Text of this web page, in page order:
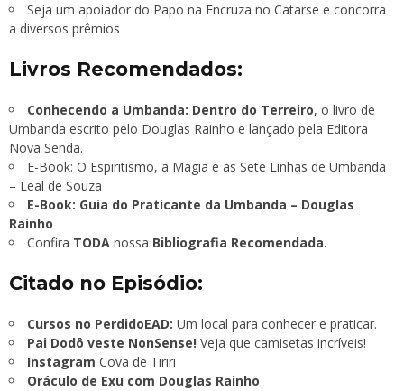
Seja um apoiador do Papo na Encruza no Catarse e concorra
a diversos prêmios
Livros Recomendados:
Conhecendo a Umbanda: Dentro do Terreiro, o livro de
Umbanda escrito pelo Douglas Rainho e lançado pela Editora
Nova Senda.
E-Book: O Espiritismo, a Magia e as Sete Linhas de Umbanda
– Leal de Souza
E-Book: Guia do Praticante da Umbanda – Douglas
Rainho
Confira TODA nossa Bibliografia Recomendada.
Citado no Episódio:
Cursos no PerdidoEAD: Um local para conhecer e praticar.
Pai Dodô veste NonSense! Veja que camisetas incríveis!
Instagram Cova de Tiriri
Oráculo de Exu com Douglas Rainho